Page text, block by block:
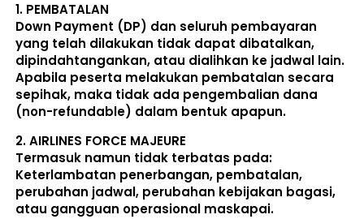
1. PEMBATALAN
Down Payment (DP) dan seluruh pembayaran
yang telah dilakukan tidak dapat dibatalkan,
dipindahtangankan, atau dialihkan ke jadwal lain.
Apabila peserta melakukan pembatalan secara
sepihak, maka tidak ada pengembalian dana
(non-refundable) dalam bentuk apapun.
2. AIRLINES FORCE MAJEURE
Termasuk namun tidak terbatas pada:
Keterlambatan penerbangan, pembatalan,
perubahan jadwal, perubahan kebijakan bagasi,
atau gangguan operasional maskapai.